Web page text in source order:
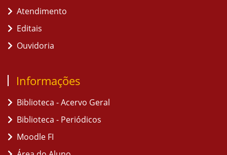
Atendimento
Editais
Ouvidoria
Informações
Biblioteca - Acervo Geral
Biblioteca - Periódicos
Moodle FI